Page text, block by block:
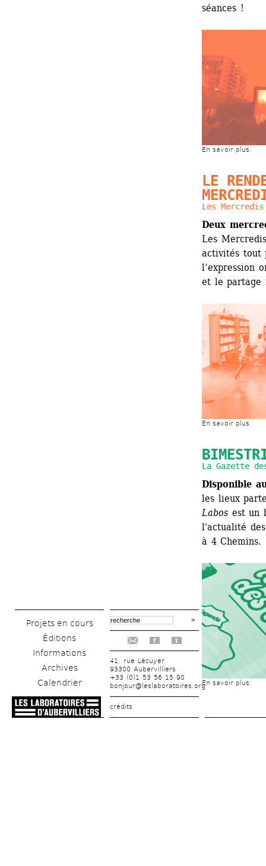
Projets en cours
Éditions
Informations
Archives
Calendrier
f t
41, rue Lécuyer
93300 Aubervilliers
+33 (0)1 53 56 15 90
bonjour@leslaboratoires.org
crédits
séances !
En savoir plus.
LE
Les
Deux
Les
activités tout
l’expression
et le partage
En savoir plus.
La Gazette
Disponible
les lieux
Labos est un
l'actualité
à 4 Chemins.
En savoir plus.